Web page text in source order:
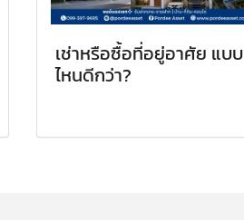
เช่าหรือซื้อที่อยู่อาศัย แบบ
ไหนดีกว่า?